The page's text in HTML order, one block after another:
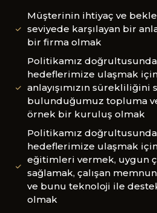
Müşterinin ihtiyaç ve
seviyede karşılayan bir
bir firma olmak
Politikamız
hedeflerimize ulaşmak
anlayışımızın sürekliliğini
bulunduğumuz topluma ve
örnek bir kuruluş olmak
Politikamız doğrultusunda
hedeflerimize ulaşmak
eğitimleri vermek, uygun
sağlamak, çalışan
ve bunu teknoloji ile
olmak